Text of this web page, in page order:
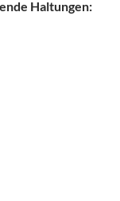
Haltungen: